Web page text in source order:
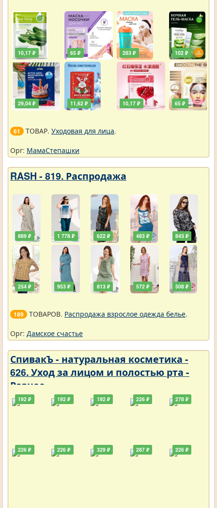
10,17 ₽
29,04 ₽
65 ₽
11,62 ₽
283 ₽
10,17 ₽
102 ₽
65 ₽
61 ТОВАР. Уходовая для лица.
Орг: МамаСтепашки
RASH - 819. Распродажа
889 ₽
254 ₽
1 778 ₽
953 ₽
622 ₽
813 ₽
483 ₽
572 ₽
843 ₽
508 ₽
189 ТОВАРОВ. Распродажа взрослое одежда белье.
Орг: Дамское счастье
СпивакЪ - натуральная косметика -
626. Уход за лицом и полостью рта -
Разное
192 ₽
226 ₽
192 ₽
226 ₽
192 ₽
329 ₽
226 ₽
287 ₽
278 ₽
226 ₽